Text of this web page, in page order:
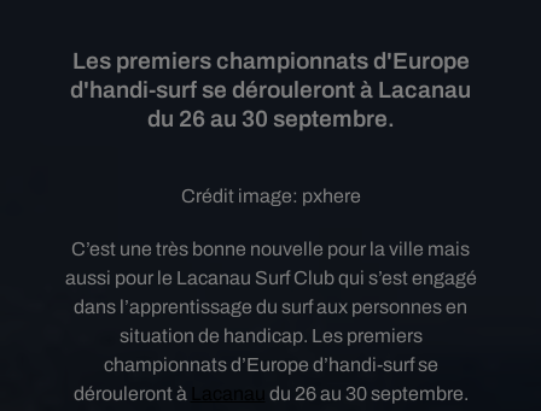
Les premiers championnats d'Europe
d'handi-surf se dérouleront à Lacanau
du 26 au 30 septembre.
Crédit image: pxhere
C’est une très bonne nouvelle pour la ville mais
aussi pour le Lacanau Surf Club qui s’est engagé
dans l’apprentissage du surf aux personnes en
situation de handicap. Les premiers
championnats d’Europe d’handi-surf se
dérouleront à
du 26 au 30 septembre.